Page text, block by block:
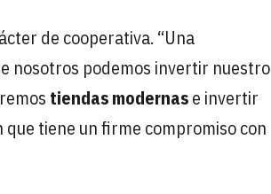
de cooperativa. “Una
nosotros podemos invertir nuestro
tiendas modernase invertir
tiene un firme compromiso con